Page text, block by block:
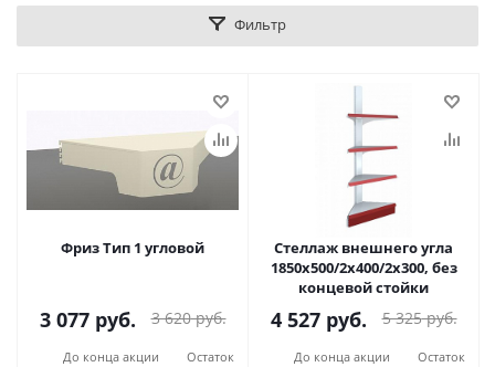
Фильтр
Фриз Тип 1 угловой
3 077руб. 3 620руб.
До конца акции Остаток
Стеллаж внешнего угла
1850х500/2х400/2х300, без
концевой стойки
4 527руб. 5 325руб.
До конца акции Остаток